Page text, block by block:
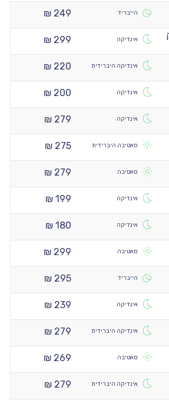
הייבריד
249 ₪
אינדיקה
299 ₪
אינדיקה היברידית
220 ₪
אינדיקה
200 ₪
אינדיקה
279 ₪
סאטיבה היברידית
275 ₪
סאטיבה
279 ₪
אינדיקה
199 ₪
אינדיקה
180 ₪
סאטיבה
299 ₪
הייבריד
295 ₪
אינדיקה
239 ₪
אינדיקה היברידית
279 ₪
סאטיבה
269 ₪
אינדיקה היברידית
279 ₪